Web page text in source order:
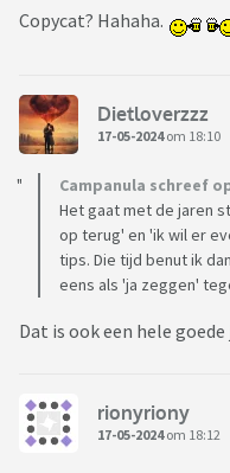
Copycat? Hahaha.
Dietloverzzz
17-05-2024om 18:10
Campanula schreef
Het gaat met de jaren
op terug' en 'ik wil er
tips. Die tijd benut ik
eens als 'ja zeggen'
Dat is ook een hele
rionyriony
17-05-2024om 18:12